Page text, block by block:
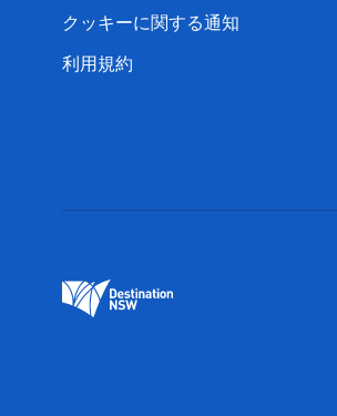
クッキーに関する通知
利用規約